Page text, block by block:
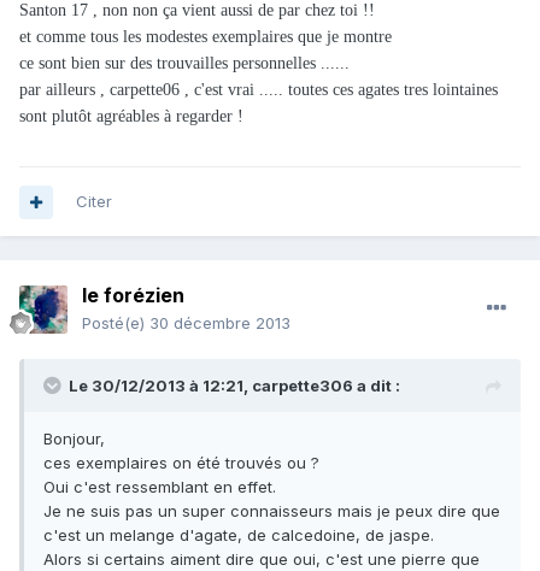
Santon 17 , non non ça vient aussi de par chez toi !!
et comme tous les modestes exemplaires que je montre
ce sont bien sur des trouvailles personnelles ......
par ailleurs , carpette06 , c'est vrai ..... toutes ces agates tres lointaines
sont plutôt agréables à regarder !
Citer
le forézien
Posté(e) 30 décembre 2013
Le 30/12/2013 à 12:21, carpette306 a dit :
Bonjour,
ces exemplaires on été trouvés ou ?
Oui c'est ressemblant en effet.
Je ne suis pas un super connaisseurs mais je peux dire que
c'est un melange d'agate, de calcedoine, de jaspe.
Alors si certains aiment dire que oui, c'est une pierre que